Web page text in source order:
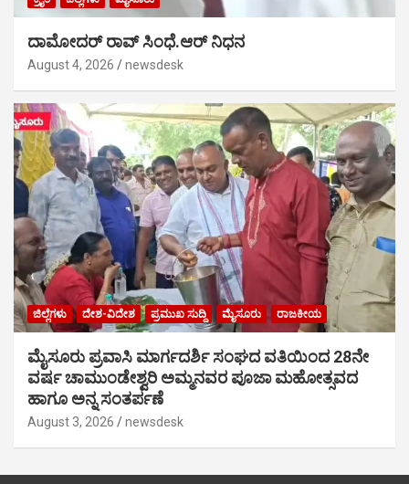
ದಾಮೋದರ್ ರಾವ್ ಸಿಂಧೆ.ಆರ್ ನಿಧನ
August 4, 2026 newsdesk
ಜಿಲ್ಲೆಗಳು ದೇಶ-ವಿದೇಶ ಪ್ರಮುಖ ಸುದ್ದಿ ಮೈಸೂರು ರಾಜಕೀಯ
ಮೈಸೂರು ಪ್ರವಾಸಿ ಮಾರ್ಗದರ್ಶಿ ಸಂಘದ ವತಿಯಿಂದ 28ನೇ
ವರ್ಷ ಚಾಮುಂಡೇಶ್ವರಿ ಅಮ್ಮನವರ ಪೂಜಾ ಮಹೋತ್ಸವದ
ಹಾಗೂ ಅನ್ನ ಸಂತರ್ಪಣೆ
August 3, 2026 newsdesk